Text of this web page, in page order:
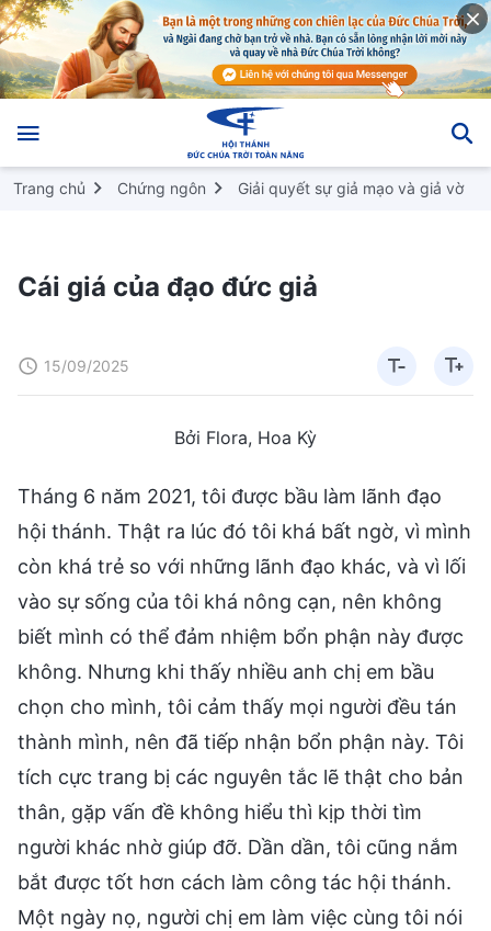
Trang chủ Chứng ngôn Giải quyết sự giả mạo và giả vờ
Cái giá của đạo đức giả
15/09/2025
Bởi Flora, Hoa Kỳ
Tháng 6 năm 2021, tôi được bầu làm lãnh đạo
hội thánh. Thật ra lúc đó tôi khá bất ngờ, vì mình
còn khá trẻ so với những lãnh đạo khác, và vì lối
vào sự sống của tôi khá nông cạn, nên không
biết mình có thể đảm nhiệm bổn phận này được
không. Nhưng khi thấy nhiều anh chị em bầu
chọn cho mình, tôi cảm thấy mọi người đều tán
thành mình, nên đã tiếp nhận bổn phận này. Tôi
tích cực trang bị các nguyên tắc lẽ thật cho bản
thân, gặp vấn đề không hiểu thì kịp thời tìm
người khác nhờ giúp đỡ. Dần dần, tôi cũng nắm
bắt được tốt hơn cách làm công tác hội thánh.
Một ngày nọ, người chị em làm việc cùng tôi nói